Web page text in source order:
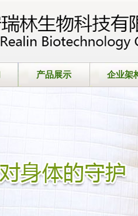
产品展示 企业架